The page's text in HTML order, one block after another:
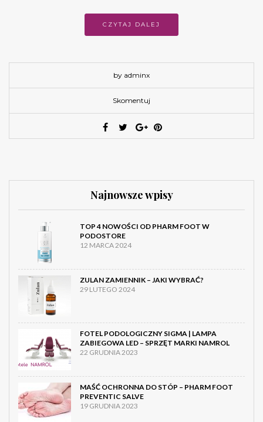
CZYTAJ DALEJ
by adminx
Skomentuj
Najnowsze wpisy
TOP 4 NOWOŚCI OD PHARM FOOT W
PODOSTORE
12 MARCA 2024
ZULAN ZAMIENNIK – JAKI WYBRAĆ?
29 LUTEGO 2024
FOTEL PODOLOGICZNY SIGMA | LAMPA
ZABIEGOWA LED – SPRZĘT MARKI NAMROL
22 GRUDNIA 2023
MAŚĆ OCHRONNA DO STÓP – PHARM FOOT
PREVENTIC SALVE
19 GRUDNIA 2023